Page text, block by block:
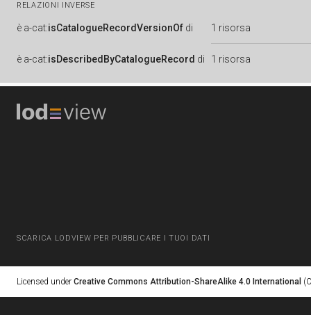
RELAZIONI INVERSE
è a-cat:isCatalogueRecordVersionOf di 1 risorsa
è a-cat:isDescribedByCatalogueRecord di 1 risorsa
SCARICA LODVIEW PER PUBBLICARE I TUOI DATI
Licensed under Creative Commons Attribution-ShareAlike 4.0 International